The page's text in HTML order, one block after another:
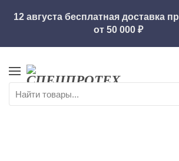
12 августа бесплатная доставка
от 50 000